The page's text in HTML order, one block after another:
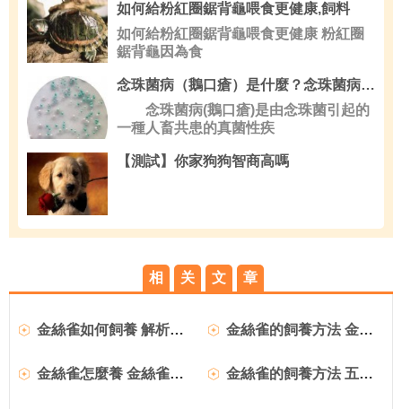
如何給粉紅圈鋸背龜喂食更健康,飼料
如何給粉紅圈鋸背龜喂食更健康 粉紅圈
鋸背龜因為食
念珠菌病（鵝口瘡）是什麼？念珠菌病的治療方法
念珠菌病(鵝口瘡)是由念珠菌引起的
一種人畜共患的真菌性疾
【測試】你家狗狗智商高嗎
相 关 文 章
金絲雀如何飼養 解析金絲雀飼養要點 金絲雀的飼養方法 金絲雀日常的飼養管理
金絲雀怎麼養 金絲雀飼養方法 金絲雀的飼養方法 五種不同金絲雀的飼養方法